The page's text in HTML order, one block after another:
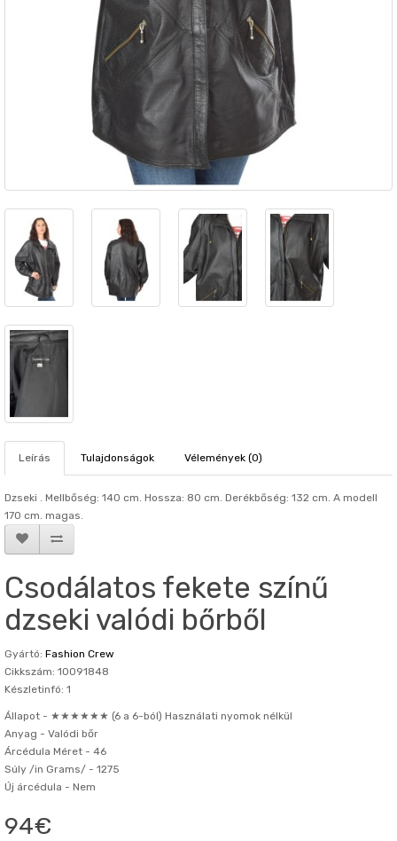
Leírás Tulajdonságok Vélemények (0)
Dzseki . Mellbőség: 140 cm. Hosszа: 80 cm. Derékbőség: 132 cm. A modell
170 cm. magas.
Csodálatos fekete színű
dzseki valódi bőrből
Gyártó: Fashion Crew
Cikkszám: 10091848
Készletinfó: 1
Állapot - ★★★★★★ (6 a 6-ból) Használati nyomok nélkül
Anyag - Valódi bőr
Árcédula Méret - 46
Súly /in Grams/ - 1275
Új árcédula - Nem
94€